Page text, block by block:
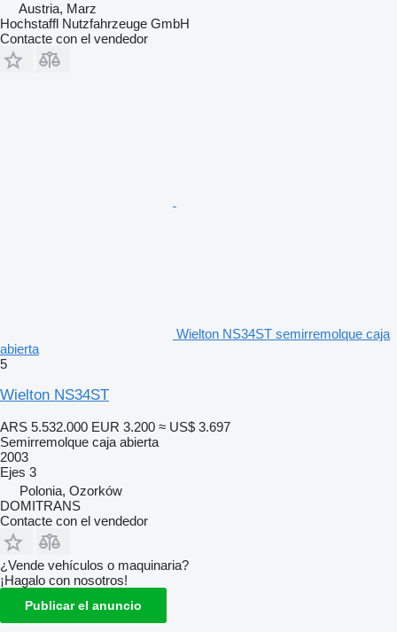
Austria, Marz
Hochstaffl Nutzfahrzeuge GmbH
Contacte con el vendedor
Wielton NS34ST semirremolque caja
abierta
5
Wielton NS34ST
ARS 5.532.000 EUR 3.200 ≈ US$ 3.697
Semirremolque caja abierta
2003
Ejes 3
Polonia, Ozorków
DOMITRANS
Contacte con el vendedor
¿Vende vehículos o maquinaria?
¡Hagalo con nosotros!
Publicar el anuncio